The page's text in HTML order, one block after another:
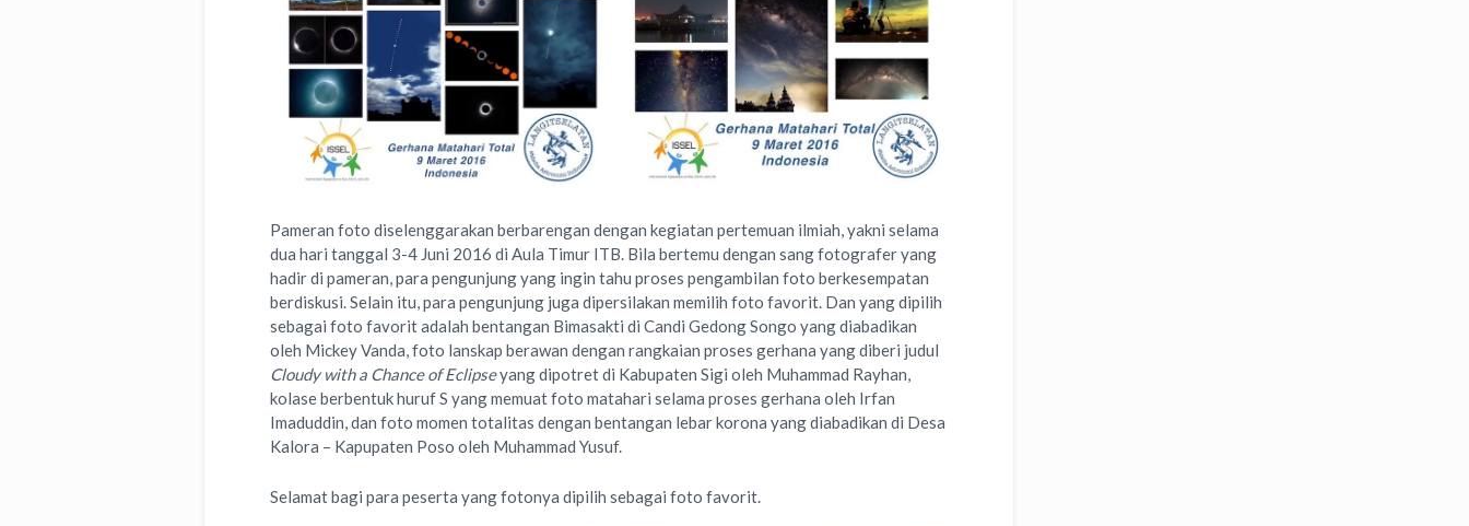
Pameran foto diselenggarakan berbarengan dengan kegiatan pertemuan ilmiah, yakni selama
dua hari tanggal 3-4 Juni 2016 di Aula Timur ITB. Bila bertemu dengan sang fotografer yang
hadir di pameran, para pengunjung yang ingin tahu proses pengambilan foto berkesempatan
berdiskusi. Selain itu, para pengunjung juga dipersilakan memilih foto favorit. Dan yang dipilih
sebagai foto favorit adalah bentangan Bimasakti di Candi Gedong Songo yang diabadikan
oleh Mickey Vanda, foto lanskap berawan dengan rangkaian proses gerhana yang diberi judul
Cloudy with a Chance of Eclipseyang dipotret di Kabupaten Sigi oleh Muhammad Rayhan,
kolase berbentuk huruf S yang memuat foto matahari selama proses gerhana oleh Irfan
Imaduddin, dan foto momen totalitas dengan bentangan lebar korona yang diabadikan di Desa
Kalora – Kapupaten Poso oleh Muhammad Yusuf.
Selamat bagi para peserta yang fotonya dipilih sebagai foto favorit.